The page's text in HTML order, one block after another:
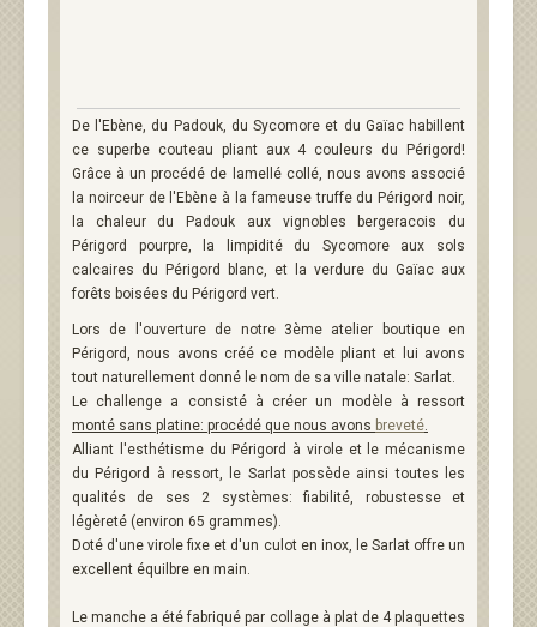
De l'Ebène, du Padouk, du Sycomore et du Gaïac habillent
ce superbe couteau pliant aux 4 couleurs du Périgord!
Grâce à un procédé de lamellé collé, nous avons associé
la noirceur de l'Ebène à la fameuse truffe du Périgord noir,
la chaleur du Padouk aux vignobles bergeracois du
Périgord pourpre, la limpidité du Sycomore aux sols
calcaires du Périgord blanc, et la verdure du Gaïac aux
forêts boisées du Périgord vert.
Lors de l'ouverture de notre 3ème atelier boutique en
Périgord, nous avons créé ce modèle pliant et lui avons
tout naturellement donné le nom de sa ville natale: Sarlat.
Le challenge a consisté à créer un modèle à ressort
monté sans platine: procédé que nous avons breveté.
Alliant l'esthétisme du Périgord à virole et le mécanisme
du Périgord à ressort, le Sarlat possède ainsi toutes les
qualités de ses 2 systèmes: fiabilité, robustesse et
légèreté (environ 65 grammes).
Doté d'une virole fixe et d'un culot en inox, le Sarlat offre un
excellent équilbre en main.
Le manche a été fabriqué par collage à plat de 4 plaquettes